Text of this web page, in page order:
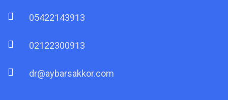
05422143913
02122300913
dr@aybarsakkor.com